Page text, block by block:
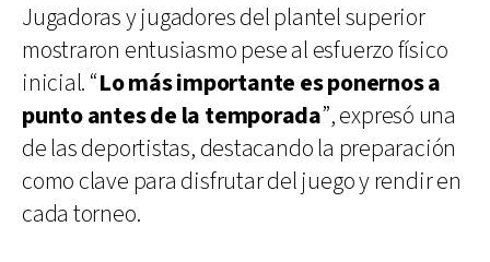
Jugadoras y jugadores del plantel superior
mostraron entusiasmo pese al esfuerzo físico
inicial. “Lo más importante es ponernos a
punto antes de la temporada”, expresó una
de las deportistas, destacando la preparación
como clave para disfrutar del juego y rendir en
cada torneo.